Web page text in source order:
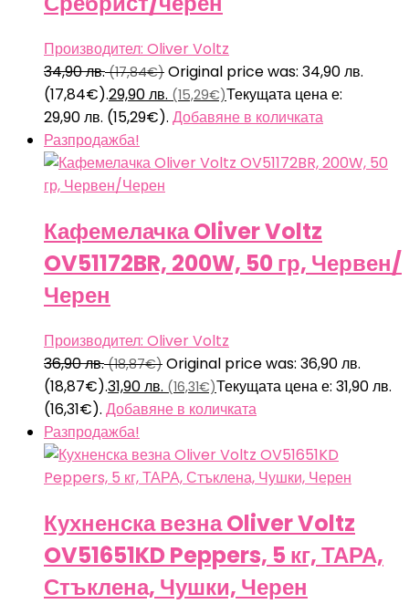
Производител: Oliver Voltz
34,90лв.(17,84€) Original price was: 34,90 лв.
(17,84€).29,90лв. (15,29€)Текущата цена е:
29,90 лв. (15,29€). Добавяне в количката
Разпродажба!
Кафемелачка Oliver Voltz
OV51172BR, 200W, 50 гр, Червен/
Черен
Производител: Oliver Voltz
36,90лв.(18,87€) Original price was: 36,90 лв.
(18,87€).31,90лв. (16,31€)Текущата цена е: 31,90 лв.
(16,31€). Добавяне в количката
Разпродажба!
Кухненска везна Oliver Voltz
OV51651KD Peppers, 5 кг, ТАРА,
Стъклена, Чушки, Черен